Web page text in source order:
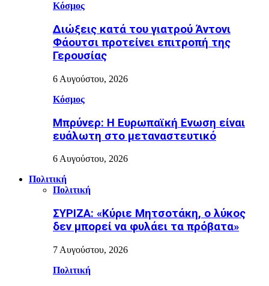
Κόσμος
Διώξεις κατά του γιατρού Άντονι
Φάουτσι προτείνει επιτροπή της
Γερουσίας
6 Αυγούστου, 2026
Κόσμος
Μπρύνερ: Η Ευρωπαϊκή Ενωση είναι
ευάλωτη στο μεταναστευτικό
6 Αυγούστου, 2026
Πολιτική
Πολιτική
ΣΥΡΙΖΑ: «Κύριε Μητσοτάκη, ο λύκος
δεν μπορεί να φυλάει τα πρόβατα»
7 Αυγούστου, 2026
Πολιτική